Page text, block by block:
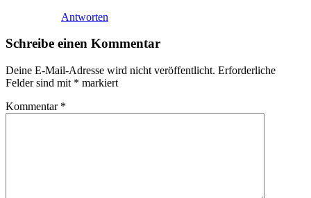
Antworten
Schreibe einen Kommentar
Deine E-Mail-Adresse wird nicht veröffentlicht. Erforderliche
Felder sind mit * markiert
Kommentar *